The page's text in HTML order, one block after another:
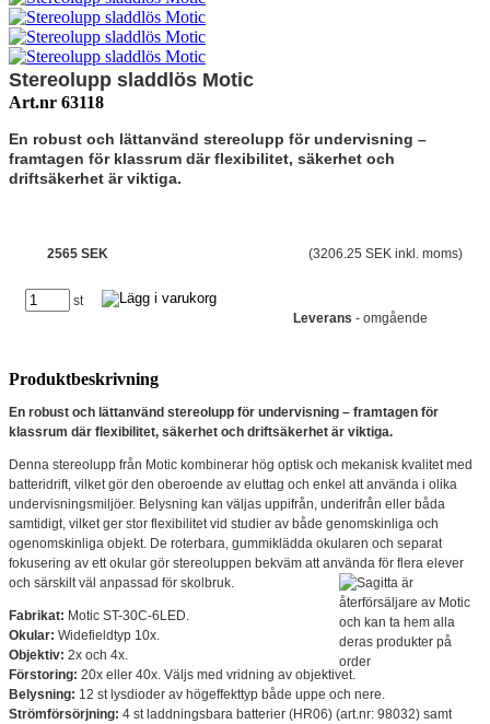
Stereolupp sladdlös Motic
Art.nr 63118
En robust och lättanvänd stereolupp för undervisning –
framtagen för klassrum där flexibilitet, säkerhet och
driftsäkerhet är viktiga.
2565 SEK (3206.25 SEK inkl. moms)
st
Leverans - omgående
Produktbeskrivning
En robust och lättanvänd stereolupp för undervisning – framtagen för
klassrum där flexibilitet, säkerhet och driftsäkerhet är viktiga.
Denna stereolupp från Motic kombinerar hög optisk och mekanisk kvalitet med
batteridrift, vilket gör den oberoende av eluttag och enkel att använda i olika
undervisningsmiljöer. Belysning kan väljas uppifrån, underifrån eller båda
samtidigt, vilket ger stor flexibilitet vid studier av både genomskinliga och
ogenomskinliga objekt. De roterbara, gummiklädda okularen och separat
fokusering av ett okular gör stereoluppen bekväm att använda för flera elever
och särskilt väl anpassad för skolbruk.
Fabrikat: Motic ST-30C-6LED.
Okular: Widefieldtyp 10x.
Objektiv: 2x och 4x.
Förstoring: 20x eller 40x. Väljs med vridning av objektivet.
Belysning: 12 st lysdioder av högeffekttyp både uppe och nere.
Strömförsörjning: 4 st laddningsbara batterier (HR06) (art.nr: 98032) samt